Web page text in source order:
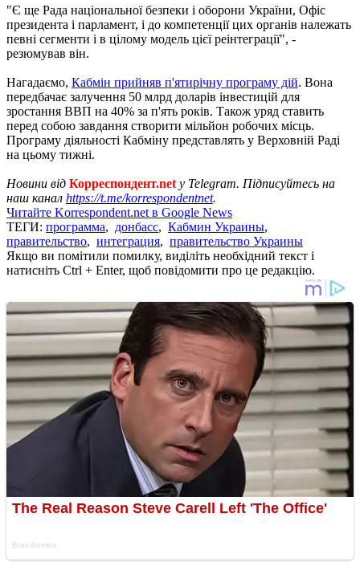
"Є ще Рада національної безпеки і оборони України, Офіс
президента і парламент, і до компетенції цих органів належать
певні сегменти і в цілому модель цієї реінтеграції", -
резюмував він.
Нагадаємо, Кабмін прийняв п'ятирічну програму дій. Вона
передбачає залучення 50 млрд доларів інвестицій для
зростання ВВП на 40% за п'ять років. Також уряд ставить
перед собою завдання створити мільйон робочих місць.
Програму діяльності Кабміну представлять у Верховній Раді
на цьому тижні.
Новини від Корреспондент.net у Telegram. Підписуйтесь на
наш канал https://t.me/korrespondentnet.
Читайте Korrespondent.net в Google News
ТЕГИ: программа, донбасс, Кабмин Украины,
правительство, интеграция, правительство Украины
Якщо ви помітили помилку, виділіть необхідний текст і
натисніть Ctrl + Enter, щоб повідомити про це редакцію.